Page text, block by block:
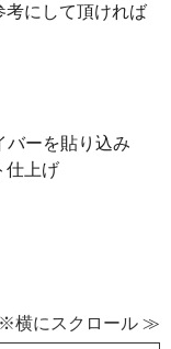
考にして頂ければ
バーを貼り込み
仕上げ
※横にスクロール ≫